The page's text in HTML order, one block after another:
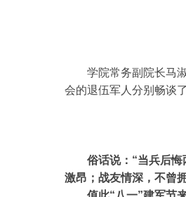
学院常务副院长马淑
会的退伍军人分别畅谈
俗话说：“当兵后悔两
激昂；战友情深，不曾